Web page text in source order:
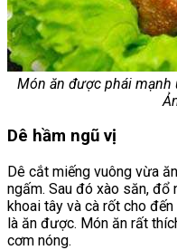
Món ăn được phái mạnh
Dê hầm ngũ vị
Dê cắt miếng vuông vừa
ngấm. Sau đó xào săn, đổ
khoai tây và cà rốt cho
là ăn được. Món ăn rất
cơm nóng.